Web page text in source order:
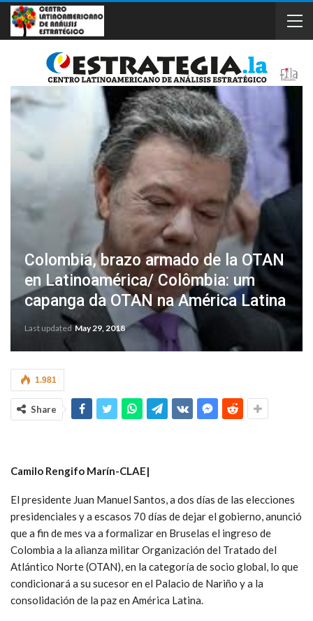
Colombia, brazo armado de la OTAN
en Latinoamérica/ Colômbia: um
capanga da OTAN na América Latina
Last updatedMay 29, 2018
1.981
Share
Camilo Rengifo Marín-CLAE|
El presidente Juan Manuel Santos, a dos días de las elecciones
presidenciales y a escasos 70 días de dejar el gobierno, anunció
que a fin de mes va a formalizar en Bruselas el ingreso de
Colombia a la alianza militar Organización del Tratado del
Atlántico Norte (OTAN), en la categoría de socio global, lo que
condicionará a su sucesor en el Palacio de Nariño y a la
consolidación de la paz en América Latina.